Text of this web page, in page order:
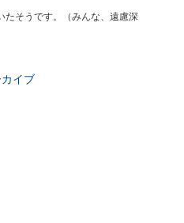
そうです。（みんな、遠慮深
イブ